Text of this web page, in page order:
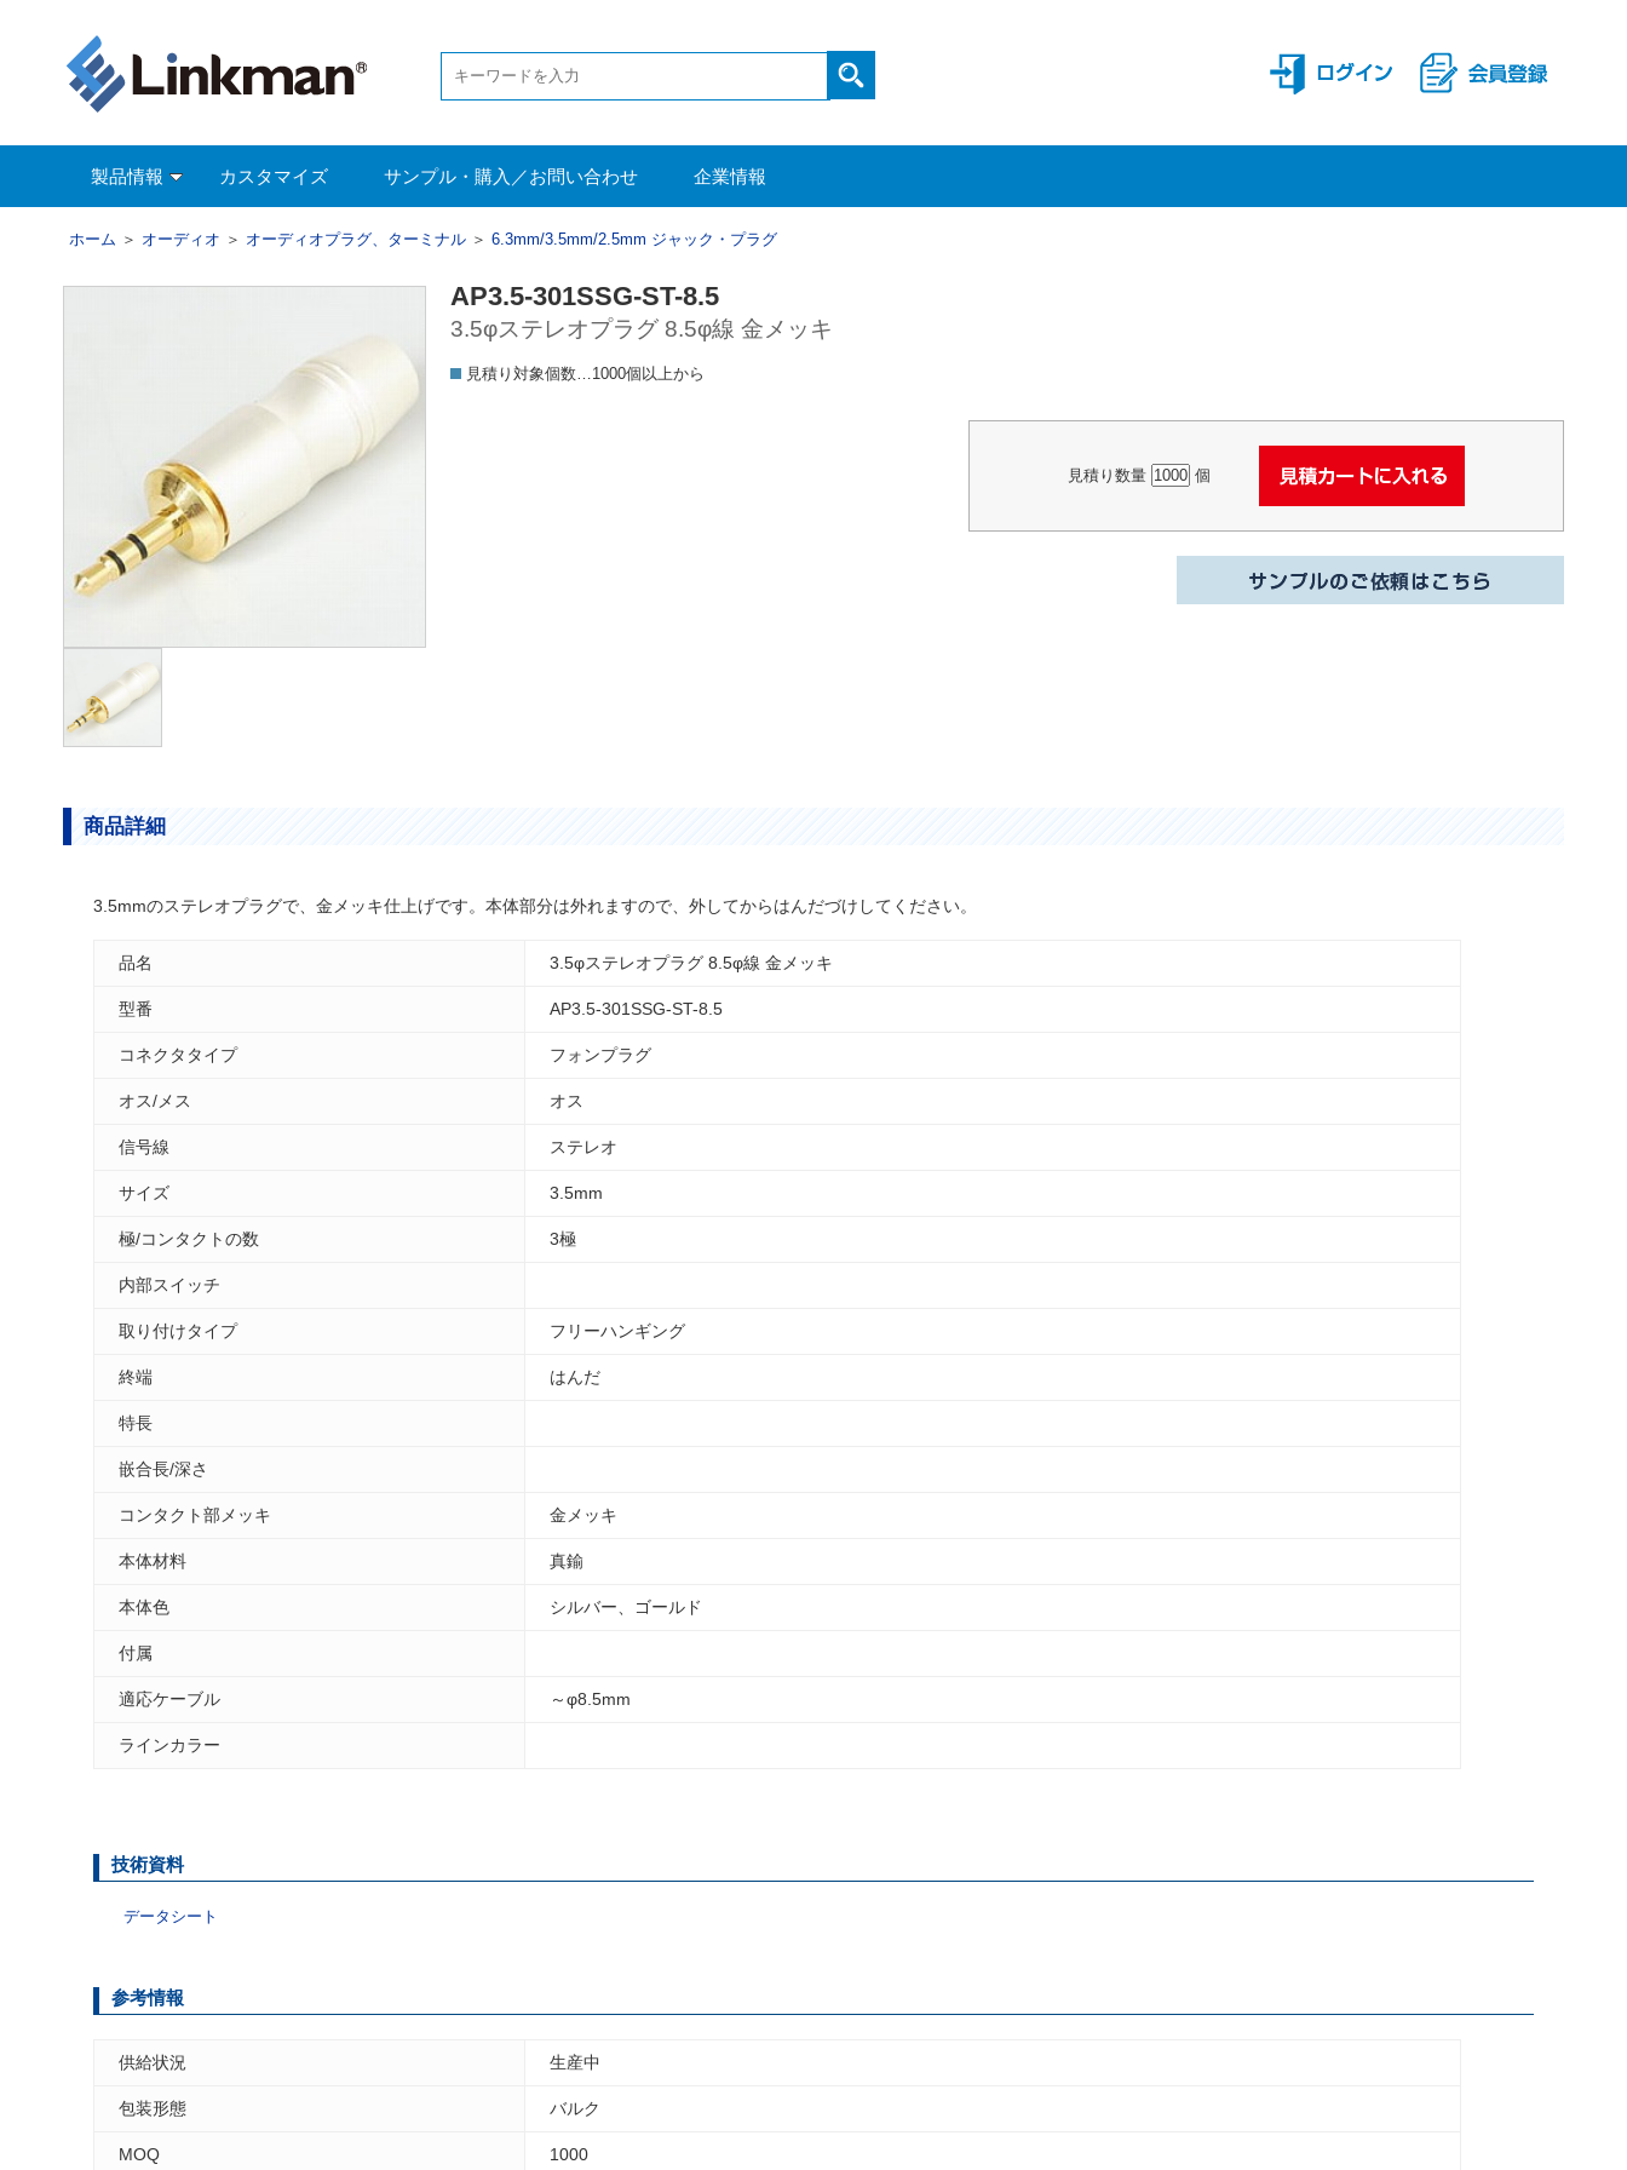
製品情報 カスタマイズ サンプル・購入／お問い合わせ 企業情報
ホーム ＞ オーディオ ＞ オーディオプラグ、ターミナル ＞ 6.3mm/3.5mm/2.5mm ジャック・プラグ
AP3.5-301SSG-ST-8.5
3.5φステレオプラグ 8.5φ線 金メッキ
見積り対象個数…1000個以上から
見積り数量 個
商品詳細
3.5mmのステレオプラグで、金メッキ仕上げです。本体部分は外れますので、外してからはんだづけしてください。
品名 3.5φステレオプラグ 8.5φ線 金メッキ
型番 AP3.5-301SSG-ST-8.5
コネクタタイプ フォンプラグ
オス/メス オス
信号線 ステレオ
サイズ 3.5mm
極/コンタクトの数 3極
内部スイッチ
取り付けタイプ フリーハンギング
終端 はんだ
特長
嵌合長/深さ
コンタクト部メッキ 金メッキ
本体材料 真鍮
本体色 シルバー、ゴールド
付属
適応ケーブル ～φ8.5mm
ラインカラー
技術資料
データシート
参考情報
供給状況 生産中
包装形態 バルク
MOQ 1000